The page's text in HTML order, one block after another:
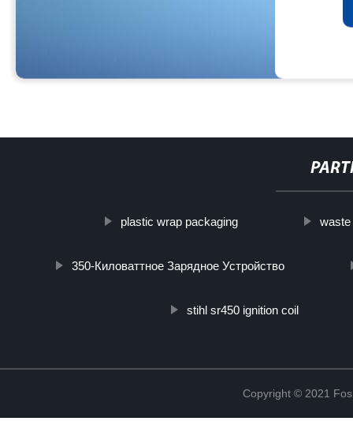
plastic wrap packaging waste
350-Киловаттное Зарядное Устройство
stihl sr450 ignition coil
Copyright © 2021